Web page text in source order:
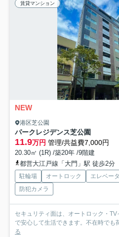
賃貸マンション
NEW
港区芝公園
パークレジデンス芝公園
11.9万円 管理/共益費7,000円
20.30㎡ (1R) /築20年 /9階建
都営大江戸線「大門」駅 徒歩2分
駐輪場 オートロック エレベー
防犯カメラ
セキュリティ面は、オートロック・
で安心して生活できます。不在時でも
る